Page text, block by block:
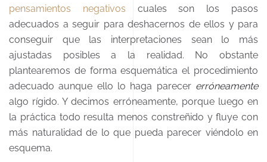
pensamientos negativos cuales son los pasos
adecuados a seguir para deshacernos de ellos y para
conseguir que las interpretaciones sean lo más
ajustadas posibles a la realidad. No obstante
plantearemos de forma esquemática el procedimiento
adecuado aunque ello lo haga parecer erróneamente
algo rígido. Y decimos erróneamente, porque luego en
la práctica todo resulta menos constreñido y fluye con
más naturalidad de lo que pueda parecer viéndolo en
esquema.